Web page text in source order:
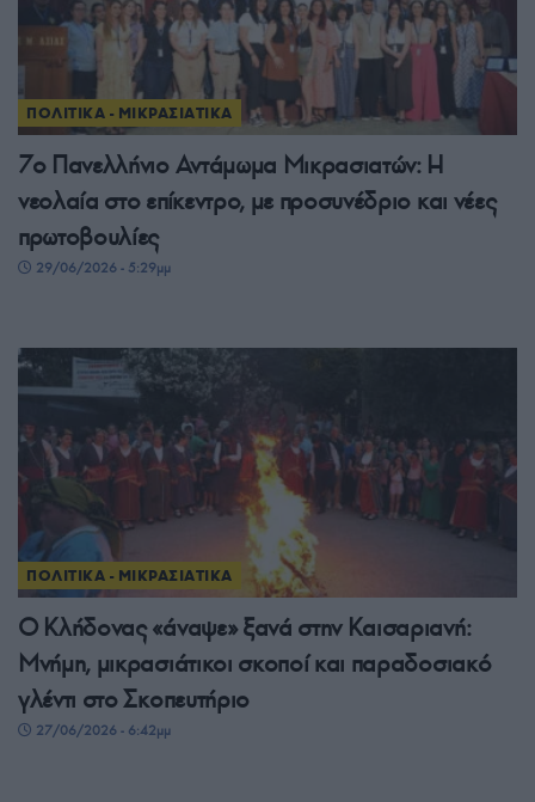
ΠΟΛΙΤΙΚΑ - ΜΙΚΡΑΣΙΑΤΙΚΑ
7ο Πανελλήνιο Αντάμωμα Μικρασιατών: Η
νεολαία στο επίκεντρο, με προσυνέδριο και νέες
πρωτοβουλίες
29/06/2026 - 5:29μμ
ΠΟΛΙΤΙΚΑ - ΜΙΚΡΑΣΙΑΤΙΚΑ
Ο Κλήδονας «άναψε» ξανά στην Καισαριανή:
Μνήμη, μικρασιάτικοι σκοποί και παραδοσιακό
γλέντι στο Σκοπευτήριο
27/06/2026 - 6:42μμ